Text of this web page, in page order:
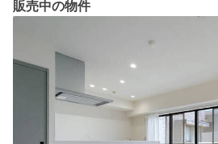
販売中の物件